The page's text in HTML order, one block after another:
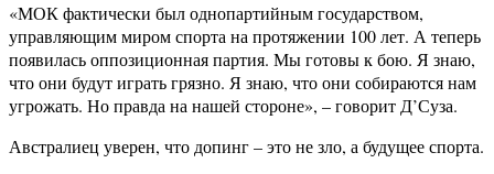
«МОК фактически был однопартийным государством,
управляющим миром спорта на протяжении 100 лет. А теперь
появилась оппозиционная партия. Мы готовы к бою. Я знаю,
что они будут играть грязно. Я знаю, что они собираются нам
угрожать. Но правда на нашей стороне», – говорит Д’Суза.
Австралиец уверен, что допинг – это не зло, а будущее спорта.